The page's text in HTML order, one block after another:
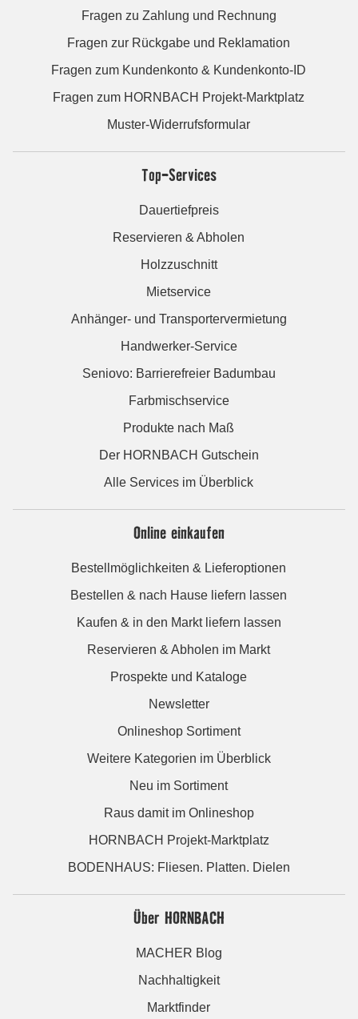
Fragen zu Zahlung und Rechnung
Fragen zur Rückgabe und Reklamation
Fragen zum Kundenkonto & Kundenkonto-ID
Fragen zum HORNBACH Projekt-Marktplatz
Muster-Widerrufsformular
Top-Services
Dauertiefpreis
Reservieren & Abholen
Holzzuschnitt
Mietservice
Anhänger- und Transportervermietung
Handwerker-Service
Seniovo: Barrierefreier Badumbau
Farbmischservice
Produkte nach Maß
Der HORNBACH Gutschein
Alle Services im Überblick
Online einkaufen
Bestellmöglichkeiten & Lieferoptionen
Bestellen & nach Hause liefern lassen
Kaufen & in den Markt liefern lassen
Reservieren & Abholen im Markt
Prospekte und Kataloge
Newsletter
Onlineshop Sortiment
Weitere Kategorien im Überblick
Neu im Sortiment
Raus damit im Onlineshop
HORNBACH Projekt-Marktplatz
BODENHAUS: Fliesen. Platten. Dielen
Über HORNBACH
MACHER Blog
Nachhaltigkeit
Marktfinder